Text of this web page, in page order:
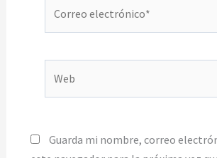
electrónico*
Guarda mi nombre, correo